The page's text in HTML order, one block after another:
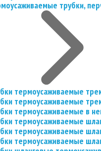
трубки,
термоусаживаемые
термоусаживаемые
термоусаживаемые в
термоусаживаемые
термоусаживаемые
термоусаживаемые